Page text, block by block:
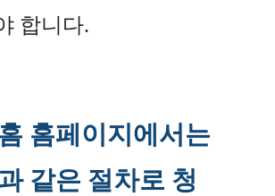
합니다.
홈페이지에서는
같은 절차로 청